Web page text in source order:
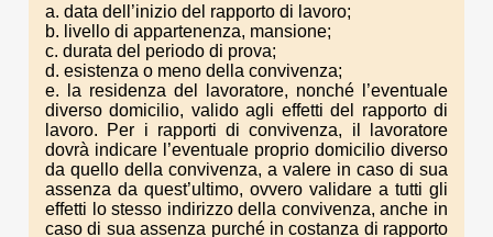
a. data dell’inizio del rapporto di lavoro;
b. livello di appartenenza, mansione;
c. durata del periodo di prova;
d. esistenza o meno della convivenza;
e. la residenza del lavoratore, nonché l’eventuale
diverso domicilio, valido agli effetti del rapporto di
lavoro. Per i rapporti di convivenza, il lavoratore
dovrà indicare l’eventuale proprio domicilio diverso
da quello della convivenza, a valere in caso di sua
assenza da quest’ultimo, ovvero validare a tutti gli
effetti lo stesso indirizzo della convivenza, anche in
caso di sua assenza purché in costanza di rapporto